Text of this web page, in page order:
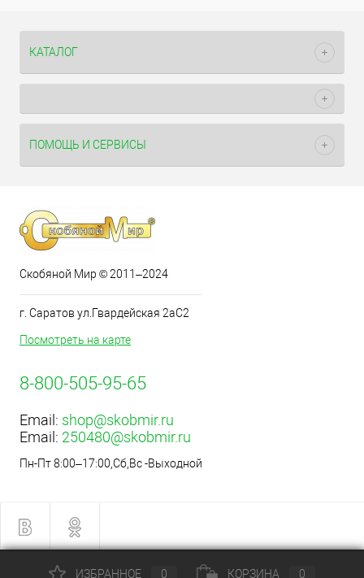
КАТАЛОГ
ПОМОЩЬ И СЕРВИСЫ
Скобяной Мир © 2011–2024
г. Саратов ул.Гвардейская 2аС2
Посмотреть на карте
8-800-505-95-65
Email: shop@skobmir.ru
Email: 250480@skobmir.ru
Пн-Пт 8:00–17:00,Сб,Вс -Выходной
ИЗБРАННОЕ 0 КОРЗИНА 0